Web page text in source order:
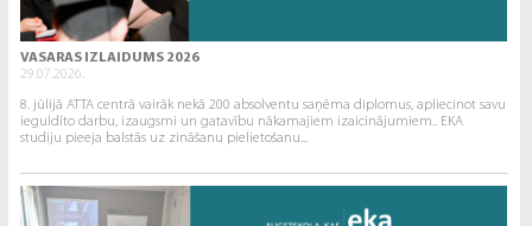
VASARAS IZLAIDUMS 2026
29.07.2026.
8. jūlijā ATTA centrā vairāk nekā 200 absolventu saņēma diplomus, apliecinot savu
ieguldīto darbu, izaugsmi un gatavību nākamajiem izaicinājumiem.. EKA
studiju pieeja balstās uz zināšanu pielietošanu...